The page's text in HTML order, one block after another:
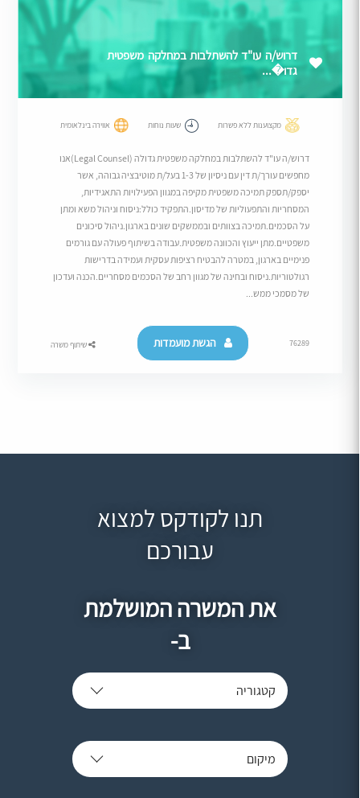
דרוש/ה עו"ד להשתלבות במחלקה משפטית
גדו�...
מקצוענות ללא פשרות שעות נוחות אווירה בינלאומית
דרוש/ה עו"ד להשתלבות במחלקה משפטית גדולה (Legal Counsel)אנו
מחפשים עורך/ת דין עם ניסיון של 1-3 בעל/ת מוטיבציה גבוהה, אשר
יספק/תספק תמיכה משפטית מקיפה במגוון הפעילויות התאגידיות,
המסחריות והתפעוליות של מדיסון.התפקיד כולל:ניסוח וניהול משא ומתן
על הסכמים.תמיכה בצוותים ובממשקים שונים בארגון.ניהול סיכונים
משפטיים.מתן ייעוץ והכוונה משפטית.עבודה בשיתוף פעולה עם גורמים
פנימיים בארגון, במטרה להבטיח רציפות עסקית ועמידה בדרישות
רגולטוריות.ניסוח ובחינה של מגוון רחב של הסכמים מסחריים.הכנה ועדכון
של מסמכי ממש...
76289 הגשת מועמדות שיתוף משרה
תנו לקודקס למצוא
עבורכם
את המשרה המושלמת
ב-
קטגוריה
מיקום